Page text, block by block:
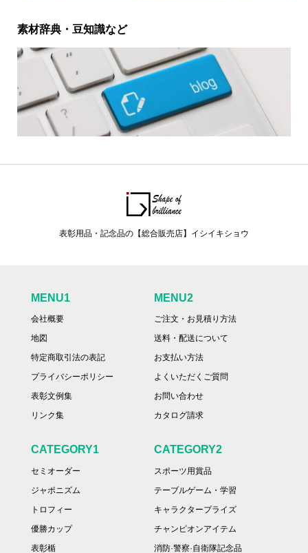
素材辞典・豆知識など
表彰用品・記念品の【総合販売店】イシイキショウ
MENU1
会社概要
地図
特定商取引法の表記
プライバシーポリシー
表彰文例集
リンク集
MENU2
ご注文・お見積り方法
送料・配送について
お支払い方法
よくいただくご質問
お問い合わせ
カタログ請求
CATEGORY1
セミオーダー
ジャポニズム
トロフィー
優勝カップ
表彰楯
CATEGORY2
スポーツ用賞品
テーブルゲーム・学習
キャラクタープライズ
チャンピオンアイテム
消防·警察·自衛隊記念品